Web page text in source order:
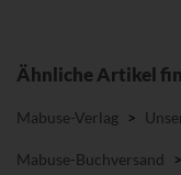
Ähnliche Artikel
Mabuse-Verlag >
Mabuse-Buchversand >